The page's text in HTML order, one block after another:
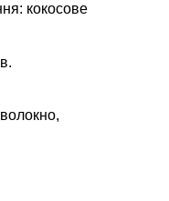
кокосове